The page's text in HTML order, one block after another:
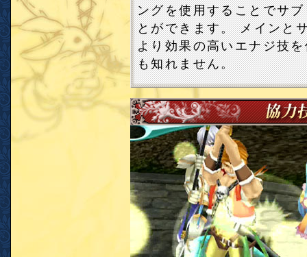
ングを使用することでサ
とができます。 メインと
より効果の高いエナジ技
も知れません。